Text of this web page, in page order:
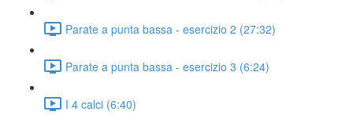
Parate a punta bassa - esercizio 2 (27:32)
Parate a punta bassa - esercizio 3 (6:24)
I 4 calci (6:40)